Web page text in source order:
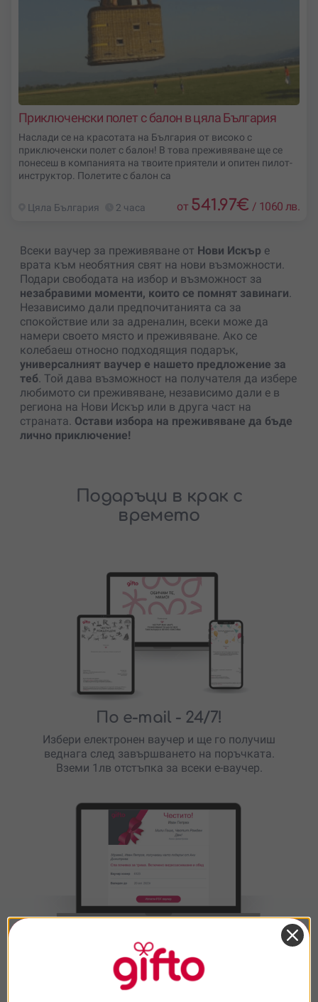
Приключенски полет с балон в цяла България
Наслади се на красотата на България от високо с
приключенски полет с балон! В това преживяване ще се
понесеш в компанията на твоите приятели и опитен пилот-
инструктор. Полетите с балон са
Цяла България 2 часа от 541.97€ / 1060 лв.
Всеки ваучер за преживяване от Нови Искър е
врата към необятния свят на нови възможности.
Подари свободата на избор и възможност за
незабравими моменти, които се помнят завинаги
Независимо дали предпочитанията са за
спокойствие или за адреналин, всеки може да
намери своето място и преживяване. Ако се
колебаеш относно подходящия подарък,
универсалният ваучер е нашето предложение за
теб . Той дава възможност на получателя да избере
любимото си преживяване, независимо дали е в
региона на Нови Искър или в друга част на
страната. Остави избора на преживяване да бъде
лично приключение!
Подаръци в крак с
времето
По e-mail - 24/7!
Избери електронен ваучер и ще го получиш
веднага след завършването на поръчката.
Вземи 1лв отстъпка за всеки е-ваучер.
E-mail честитка
В посочения ден ще изпратим на получателя
празнично оформен поздравителен имейл, с
твое пожелание и ваучер за незабравимо